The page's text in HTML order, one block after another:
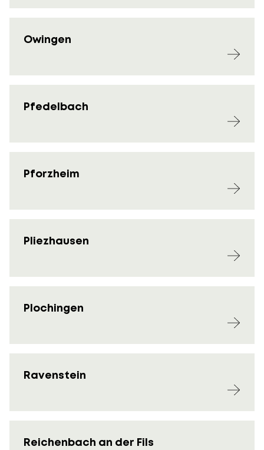
Owingen
Pfedelbach
Pforzheim
Pliezhausen
Plochingen
Ravenstein
Reichenbach an der Fils